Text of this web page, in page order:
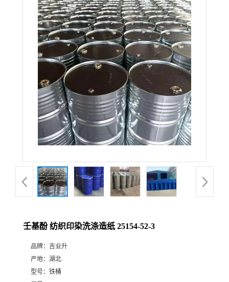
壬基酚 纺织印染洗涤造纸 25154-52-3
品牌： 吉业升
产地： 湖北
型号： 铁桶